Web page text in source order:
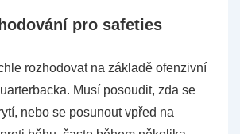
pro safeties
rozhodovat na základě ofenzivní
Musí posoudit, zda se
nebo se posunout vpřed na